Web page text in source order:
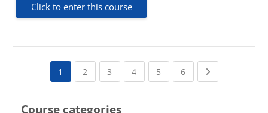
Click to enter this course
1 2 (current)
3 (current)
4(current)
5 (current)
6(current)Next page
Course categories